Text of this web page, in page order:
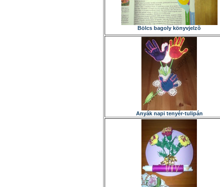
Bölcs bagoly könyvjelzõ
Anyák napi tenyér-tulipán